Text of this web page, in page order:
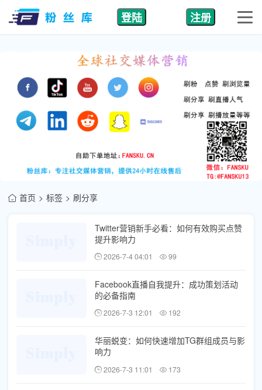
登陆 注册
首页 标签 刷分享
Twitter营销新手必看：如何有效购买点赞
提升影响力
2026-7-4 04:01 99
Facebook直播自我提升：成功策划活动
的必备指南
2026-7-3 12:01 192
华丽蜕变：如何快速增加TG群组成员与影
响力
2026-7-3 11:01 173